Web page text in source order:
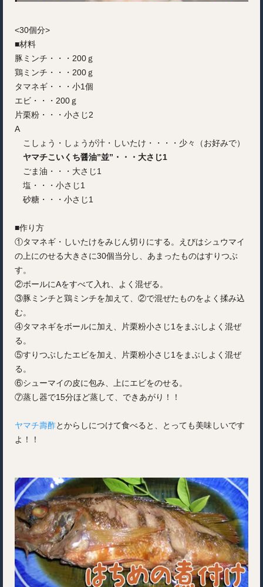
<30個分>
■材料
豚ミンチ・・・200ｇ
鶏ミンチ・・・200ｇ
タマネギ・・・小1個
エビ・・・200ｇ
片栗粉・・・小さじ2
A
こしょう・しょうが汁・しいたけ・・・・少々（お好みで）
ヤマチこいくち醤油”並”・・・大さじ1
ごま油・・・大さじ1
塩・・・小さじ1
砂糖・・・小さじ1
■作り方
①タマネギ・しいたけをみじん切りにする。えびはシュウマイ
の上にのせる大きさに30個当分し、あまったものはすりつぶ
す。
②ボールにAをすべて入れ、よく混ぜる。
③豚ミンチと鶏ミンチを加えて、②で混ぜたものをよく揉み込
む。
④タマネギをボールに加え、片栗粉小さじ1をまぶしよく混ぜ
る。
⑤すりつぶしたエビを加え、片栗粉小さじ1をまぶしよく混ぜ
る。
⑥シューマイの皮に包み、上にエビをのせる。
⑦蒸し器で15分ほど蒸して、できあがり！！
ヤマチ壽酢とからしにつけて食べると、とっても美味しいです
よ！！